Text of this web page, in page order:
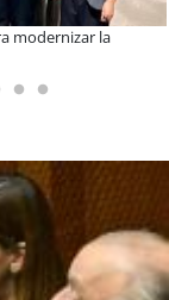
La Araucanía:
y oportunidades